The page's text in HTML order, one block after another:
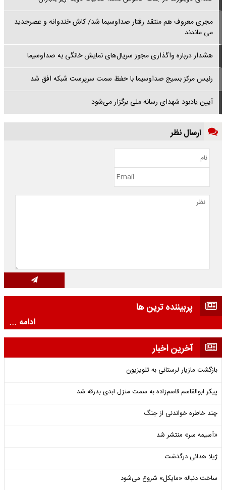
مجری معروف هم منتقد رفتار صداوسیما شد/ کاش خندوانه و عصرجدید
می ماندند
هشدار درباره واگذاری مجوز سریال‌های نمایش خانگی به صداوسیما
رئیس مرکز بسیج صداوسیما با حفظ سمت سرپرست شبکه افق شد
آیین یادبود شهدای رسانه ملی برگزار می‌شود
ارسال نظر
پربیننده ترین ها
ادامه ...
آخرین اخبار
بازگشت مازیار لرستانی به تلویزیون
پیکر ابوالقاسم قاسم‌زاده به سمت منزل ابدی بدرقه شد
چند خاطره خواندنی از جنگ
«آسیمه سر» منتشر شد
ژیلا هدائی درگذشت
ساخت دنباله «مایکل» شروع می‌شود